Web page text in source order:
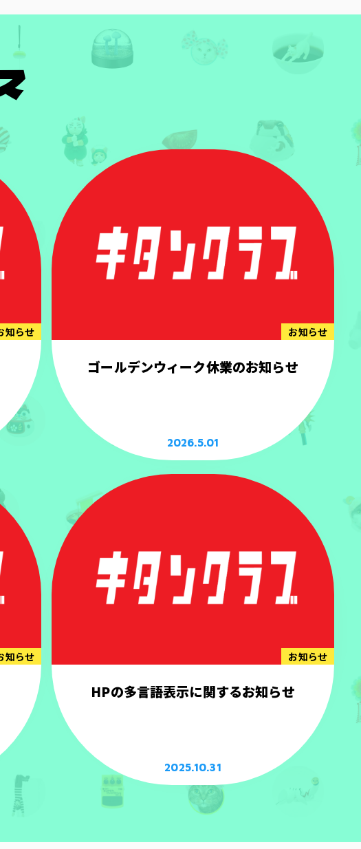
知らせ お知らせ
ゴールデンウィーク休業のお知らせ
2026.5.01
知らせ お知らせ
HPの多言語表示に関するお知らせ
2025.10.31